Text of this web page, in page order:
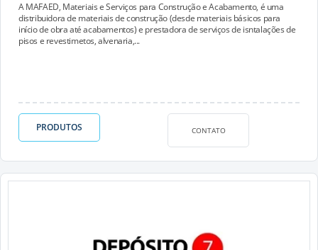
A MAFAED, Materiais e Serviços para Construção e Acabamento, é uma
distribuidora de materiais de construção (desde materiais básicos para
início de obra até acabamentos) e prestadora de serviços de isntalações de
pisos e revestimetos, alvenaria,...
PRODUTOS CONTATO